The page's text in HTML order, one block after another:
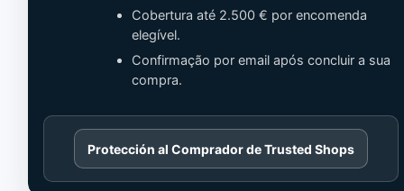
Cobertura até 2.500 € por encomenda
elegível.
Confirmação por email após concluir a sua
compra.
Cargando
contenido
de
Protección al Comprador de Trusted Shops